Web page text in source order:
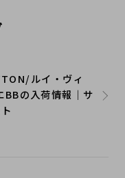
ルイ・ヴィ
BBの入荷情報｜サ